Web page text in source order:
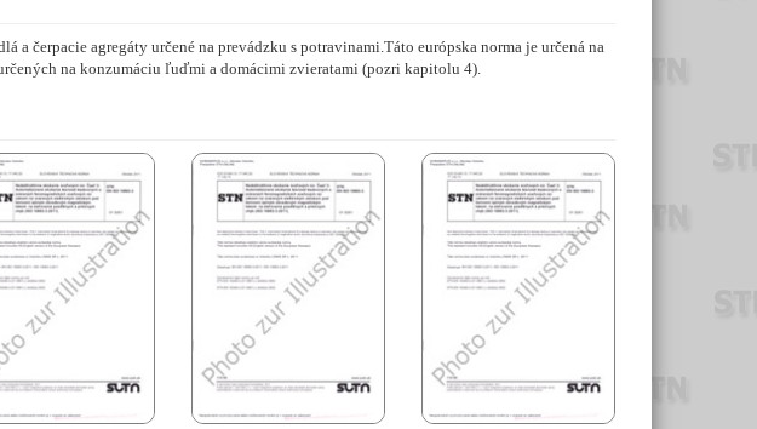
čerpacie agregáty určené na prevádzku s potravinami.Táto európska norma je určená na
na konzumáciu ľuďmi a domácimi zvieratami (pozri kapitolu 4).